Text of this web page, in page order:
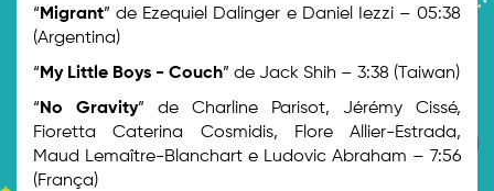
“ Migrant” de Ezequiel Dalinger e Daniel Iezzi – 05:38
(Argentina)
“ My Little Boys - Couch” de Jack Shih – 3:38 (Taiwan)
“ No Gravity” de Charline Parisot, Jérémy Cissé,
Fioretta Caterina Cosmidis, Flore Allier-Estrada,
Maud Lemaître-Blanchart e Ludovic Abraham – 7:56
(França)